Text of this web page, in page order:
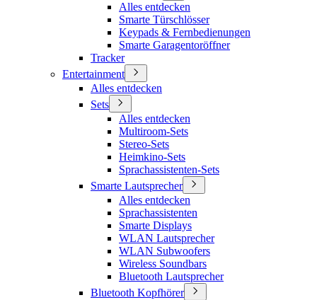
Alles entdecken
Smarte Türschlösser
Keypads & Fernbedienungen
Smarte Garagentoröffner
Tracker
Entertainment
Alles entdecken
Sets
Alles entdecken
Multiroom-Sets
Stereo-Sets
Heimkino-Sets
Sprachassistenten-Sets
Smarte Lautsprecher
Alles entdecken
Sprachassistenten
Smarte Displays
WLAN Lautsprecher
WLAN Subwoofers
Wireless Soundbars
Bluetooth Lautsprecher
Bluetooth Kopfhörer